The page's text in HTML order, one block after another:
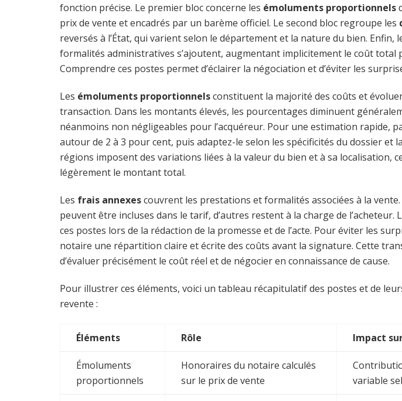
fonction précise. Le premier bloc concerne les émoluments proportionnels
prix de vente et encadrés par un barème officiel. Le second bloc regroupe les
reversés à l’État, qui varient selon le département et la nature du bien. Enfin,
formalités administratives s’ajoutent, augmentant implicitement le coût total
Comprendre ces postes permet d’éclairer la négociation et d’éviter les
Les émoluments proportionnelsconstituent la majorité des coûts et
transaction. Dans les montants élevés, les pourcentages diminuent
néanmoins non négligeables pour l’acquéreur. Pour une estimation rapide,
autour de 2 à 3 pour cent, puis adaptez-le selon les spécificités du dossier et
régions imposent des variations liées à la valeur du bien et à sa localisation,
légèrement le montant total.
Les frais annexescouvrent les prestations et formalités associées à la
peuvent être incluses dans le tarif, d’autres restent à la charge de l’acheteur.
ces postes lors de la rédaction de la promesse et de l’acte. Pour éviter les
notaire une répartition claire et écrite des coûts avant la signature. Cette
d’évaluer précisément le coût réel et de négocier en connaissance de cause.
Pour illustrer ces éléments, voici un tableau récapitulatif des postes et de
revente :
Éléments Rôle Impact
Émoluments
proportionnels
Honoraires du notaire calculés
sur le prix de vente
variable